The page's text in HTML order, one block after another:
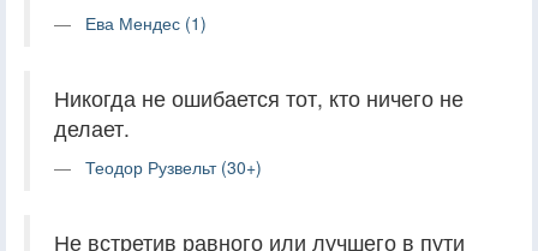
Ева Мендес (1)
Никогда не ошибается тот, кто ничего не
делает.
Теодор Рузвельт (30+)
Не встретив равного или лучшего в пути